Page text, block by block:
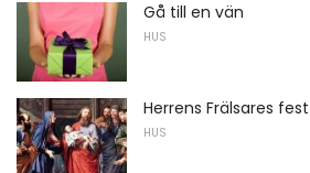
Gå till en vän
HUS
Herrens Frälsares fest
HUS